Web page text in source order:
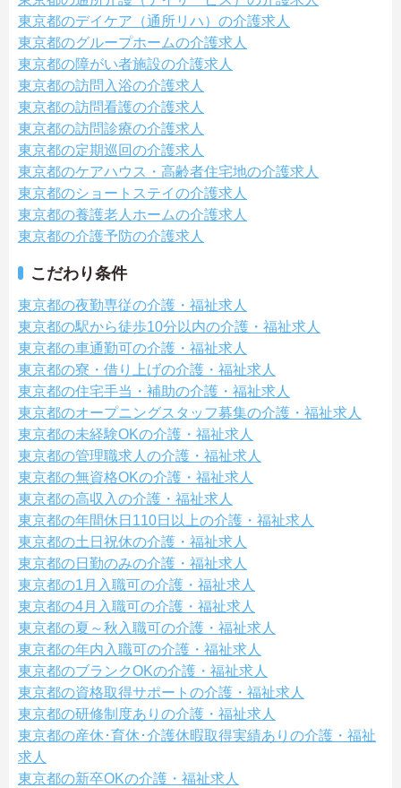
東京都のデイケア（通所リハ）の介護求人
東京都のグループホームの介護求人
東京都の障がい者施設の介護求人
東京都の訪問入浴の介護求人
東京都の訪問看護の介護求人
東京都の訪問診療の介護求人
東京都の定期巡回の介護求人
東京都のケアハウス・高齢者住宅地の介護求人
東京都のショートステイの介護求人
東京都の養護老人ホームの介護求人
東京都の介護予防の介護求人
こだわり条件
東京都の夜勤専従の介護・福祉求人
東京都の駅から徒歩10分以内の介護・福祉求人
東京都の車通勤可の介護・福祉求人
東京都の寮・借り上げの介護・福祉求人
東京都の住宅手当・補助の介護・福祉求人
東京都のオープニングスタッフ募集の介護・福祉求人
東京都の未経験OKの介護・福祉求人
東京都の管理職求人の介護・福祉求人
東京都の無資格OKの介護・福祉求人
東京都の高収入の介護・福祉求人
東京都の年間休日110日以上の介護・福祉求人
東京都の土日祝休の介護・福祉求人
東京都の日勤のみの介護・福祉求人
東京都の1月入職可の介護・福祉求人
東京都の4月入職可の介護・福祉求人
東京都の夏～秋入職可の介護・福祉求人
東京都の年内入職可の介護・福祉求人
東京都のブランクOKの介護・福祉求人
東京都の資格取得サポートの介護・福祉求人
東京都の研修制度ありの介護・福祉求人
東京都の産休･育休･介護休暇取得実績ありの介護・福祉
求人
東京都の新卒OKの介護・福祉求人